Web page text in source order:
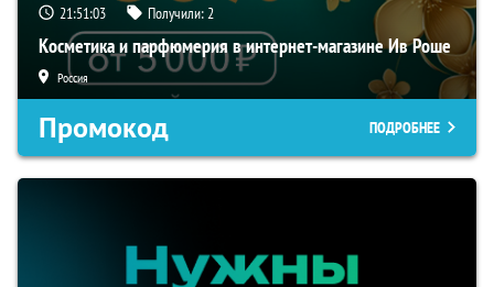
21:51:02 Получили:2
Косметика и парфюмерия в интернет-магазине Ив Роше
Россия
Промокод ПОДРОБНЕЕ